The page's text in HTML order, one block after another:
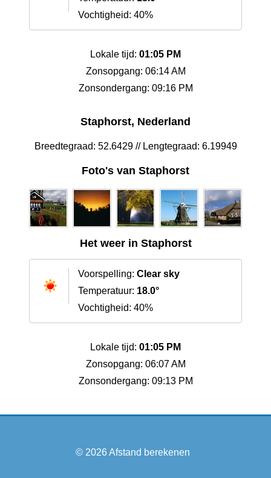
Vochtigheid: 40%
Lokale tijd: 01:05 PM
Zonsopgang: 06:14 AM
Zonsondergang: 09:16 PM
Staphorst, Nederland
Breedtegraad: 52.6429 // Lengtegraad: 6.19949
Foto's van Staphorst
Het weer in Staphorst
Voorspelling: Clear sky
Temperatuur: 18.0°
Vochtigheid: 40%
Lokale tijd: 01:05 PM
Zonsopgang: 06:07 AM
Zonsondergang: 09:13 PM
© 2026Afstand berekenen